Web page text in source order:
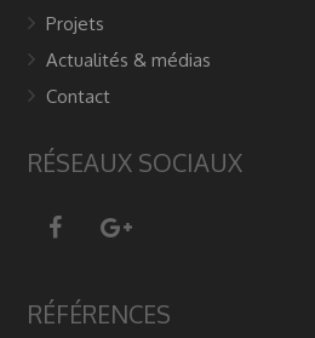
Projets
Actualités & médias
Contact
RÉSEAUX SOCIAUX
RÉFÉRENCES